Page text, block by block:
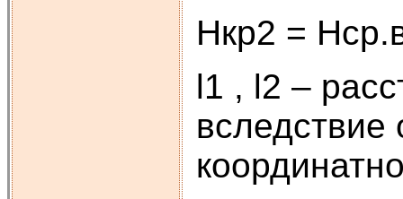
Нкр2 =
l1 , l2 –
вследствие